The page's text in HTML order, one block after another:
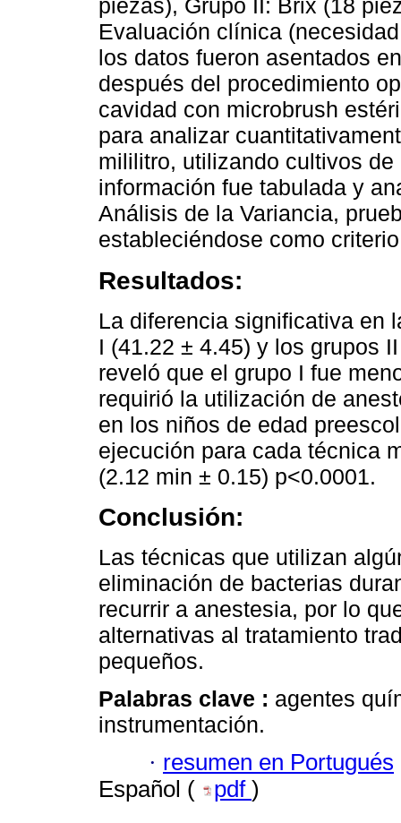
piezas), Grupo II: Brix (18
Evaluación clínica
los datos fueron asentados
después del procedimiento
cavidad con microbrush
para analizar
mililitro, utilizando cultivos
información fue tabulada y
Análisis de la Variancia,
estableciéndose como
Resultados:
La diferencia significativa en
I (41.22 ± 4.45) y los grupos
reveló que el grupo I fue
requirió la utilización de
en los niños de edad
ejecución para cada técnica
(2.12 min ± 0.15) p˂0.0001.
Conclusión:
Las técnicas que utilizan
eliminación de bacterias
recurrir a anestesia, por lo
alternativas al tratamiento
pequeños.
Palabras clave : agentes
instrumentación.
· resumen en Portugués
Español (
pdf )